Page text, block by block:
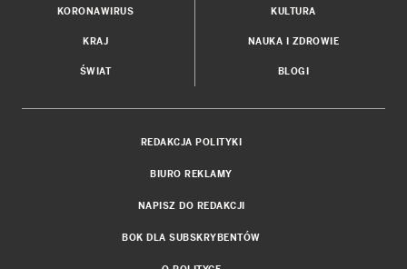
KORONAWIRUS
KRAJ
ŚWIAT
KULTURA
NAUKA I ZDROWIE
BLOGI
REDAKCJA POLITYKI
BIURO REKLAMY
NAPISZ DO REDAKCJI
BOK DLA SUBSKRYBENTÓW